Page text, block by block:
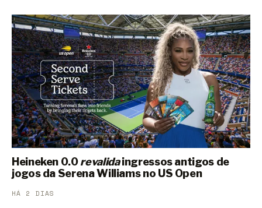
Heineken 0.0revalidaingressos antigos de
jogos da Serena Williams no US Open
HÁ 2 DIAS